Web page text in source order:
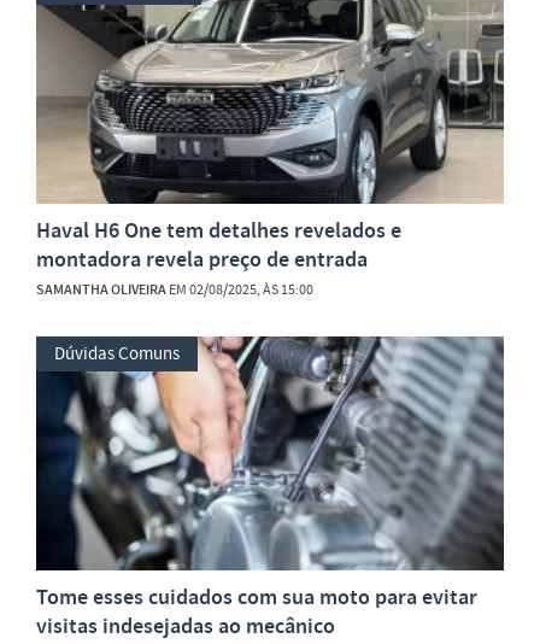
Haval H6 One tem detalhes revelados e
montadora revela preço de entrada
SAMANTHA OLIVEIRAEM 02/08/2025, ÀS 15:00
Dúvidas Comuns
Tome esses cuidados com sua moto para evitar
visitas indesejadas ao mecânico